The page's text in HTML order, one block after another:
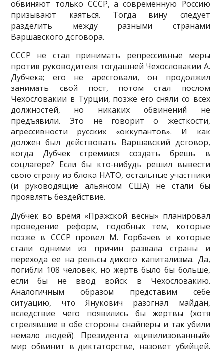
обвиняют только СССР, а современную Россию
призывают каять­ся. Тогда вину следует
разделить между разными странами
Варшавского договора.
СССР не стал принимать репрессивные меры
против руководителя тогдашней Чехословакии А.
Дубчека; его не арестовали, он продолжил
занимать свой пост, потом стал послом
Чехословакии в Турции, позже его сняли со всех
должностей, но никаких обвинений не
предъявили. Это не говорит о жесткости,
агрессивности русских «оккупантов». И как
должен был действовать Варшавский договор,
когда Дубчек стремился создать брешь в
соцлагере? Если бы кто-нибудь решил вывести
свою страну из блока НАТО, остальные участники
(и руководящие альянсом США) не стали бы
проявлять бездействие.
Дубчек во время «Пражской весны» планировал
проведение реформ, подобных тем, которые
позже в СССР провел М. Горбачев и которые
стали одними из причин развала страны и
перехода ее на рельсы дикого капитализма. Да,
погибли 108 человек, но жертв было бы больше,
если бы не ввод войск в Чехословакию.
Аналогичным образом представим себе
ситуацию, что Янукович разогнал майдан,
вследствие чего появи­лись бы жертвы (хотя
стрелявшие в обе стороны снайперы и так убили
немало людей). Президента «цивилизованный»
мир обвинит в диктатор­стве, назовет убийцей.